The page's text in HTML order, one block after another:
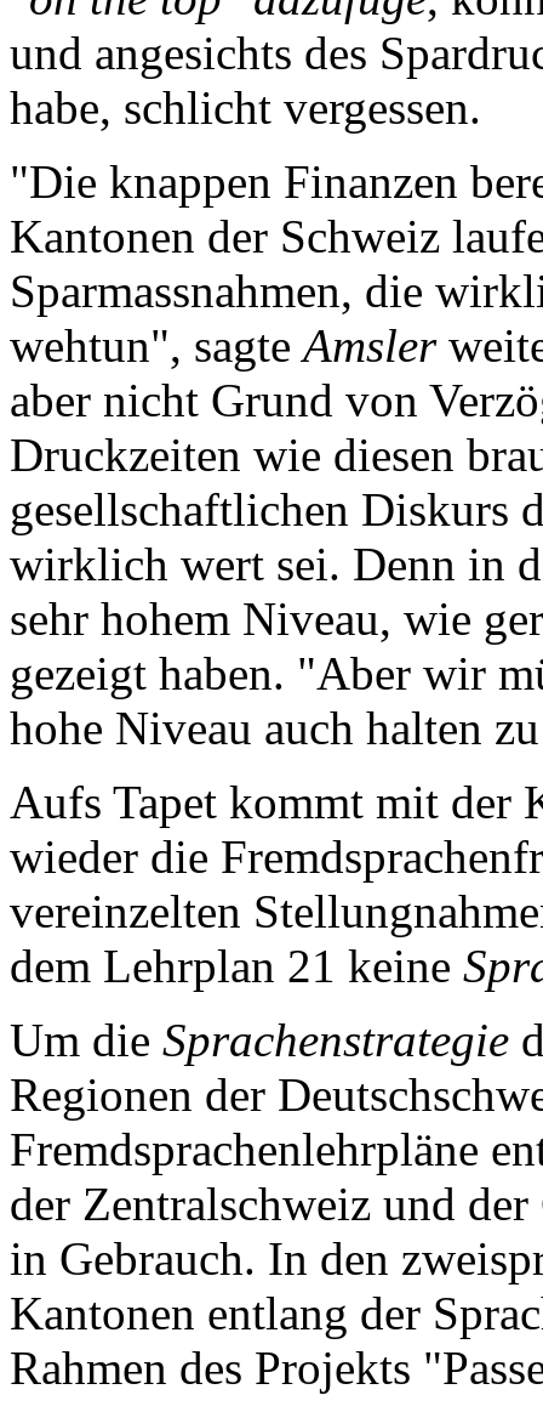
und angesichts des
habe, schlicht vergessen.
"Die knappen Finanzen
Kantonen der Schweiz
Sparmassnahmen, die
wehtun", sagteAmsler
aber nicht Grund von
Druckzeiten wie diesen
gesellschaftlichen Diskurs
wirklich wert sei. Denn in
sehr hohem Niveau, wie
gezeigt haben. "Aber wir
hohe Niveau auch halten
Aufs Tapet kommt mit der
wieder die
vereinzelten
dem Lehrplan 21 keine
Um die Sprachenstrategie
Regionen der
Fremdsprachenlehrpläne
der Zentralschweiz und
in Gebrauch. In den
Kantonen entlang der
Rahmen des Projekts